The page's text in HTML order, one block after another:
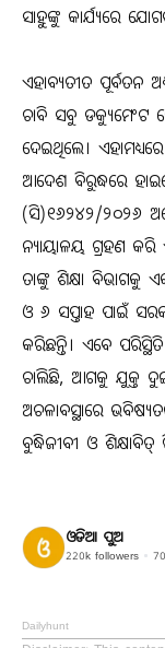
ସାହୁଙ୍କୁ କାର୍ଯ୍ୟରେ
ଏହାବ୍ୟତୀତ ପୂର୍ବତନ
ଚାବି ସବୁ ଡକ୍ୟୁମେଂଟ
ଦେଇଥିଲେ।
ଆଦେଶ ବିରୁଦ୍ଧରେ
(ସି)୧୬୨୪୨/୨୦୨୬
ନ୍ୟାୟାଳୟ ଗ୍ରହଣ
ତାଙ୍କୁ ଶିକ୍ଷା ବିଭାଗକୁ
ଓ ୬ ସପ୍ତାହ ପାଇଁ
କରିଛନ୍ତି। ଏବେ
ଚାଲିଛି, ଆଗକୁ ଯୁକ୍ତ
ଅଚଳାବସ୍ଥାରେ
ବୁଦ୍ଧିଜୀବୀ ଓ ଶିକ୍ଷାବିତ୍
ଓଡିଆ ପୁଅ
220k followers
Dailyhunt